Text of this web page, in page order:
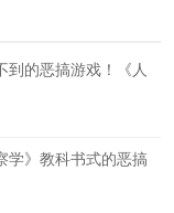
到的恶搞游戏！《人
学》教科书式的恶搞